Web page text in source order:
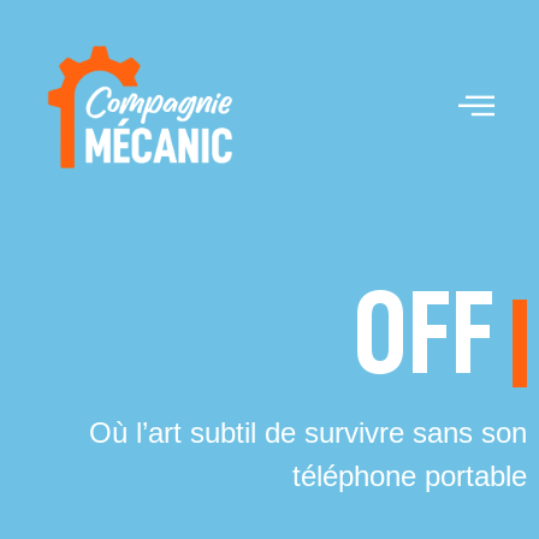
OFF
Où l’art subtil de survivre sans son
téléphone portable